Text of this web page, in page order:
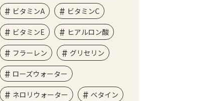
ビタミンA ビタミンC
ビタミンE ヒアルロン酸
フラーレン グリセリン
ローズウォーター
ネロリウォーター ベタイン